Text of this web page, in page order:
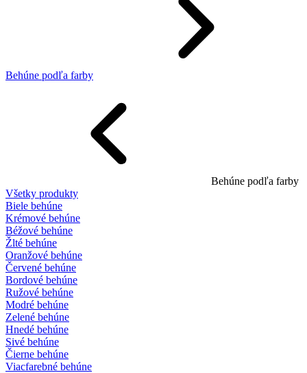
Behúne podľa farby
Behúne podľa farby
Všetky produkty
Biele behúne
Krémové behúne
Béžové behúne
Žlté behúne
Oranžové behúne
Červené behúne
Bordové behúne
Ružové behúne
Modré behúne
Zelené behúne
Hnedé behúne
Sivé behúne
Čierne behúne
Viacfarebné behúne